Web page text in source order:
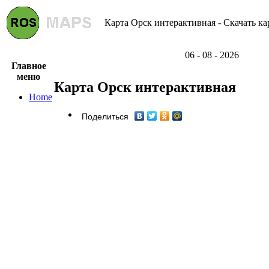
Карта Орск интерактивная - Скачать
06 - 08 - 2026
Главное
меню
Home
Карта Орск интерактивная
Поделиться